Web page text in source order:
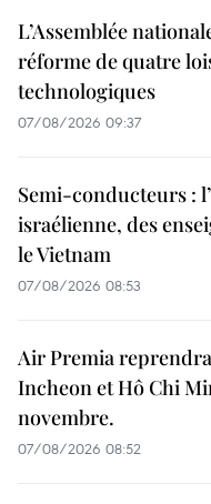
L’Assemblée
réforme de quatre
technologiques
07/08/2026 09:37
Semi-conducteurs :
israélienne, des
le Vietnam
07/08/2026 08:53
Air Premia
Incheon et Hô Chi
novembre.
07/08/2026 08:52